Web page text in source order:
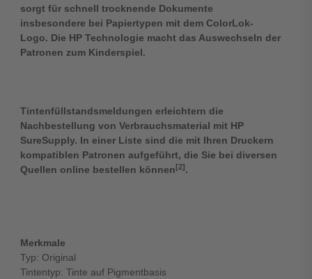
sorgt für schnell trocknende Dokumente
insbesondere bei Papiertypen mit dem ColorLok-
Logo. Die HP Technologie macht das Auswechseln der
Patronen zum Kinderspiel.
Tintenfüllstandsmeldungen erleichtern die
Nachbestellung von Verbrauchsmaterial mit HP
SureSupply. In einer Liste sind die mit Ihren Druckern
kompatiblen Patronen aufgeführt, die Sie bei diversen
Quellen online bestellen können[2].
Merkmale
Typ: Original
Tintentyp: Tinte auf Pigmentbasis